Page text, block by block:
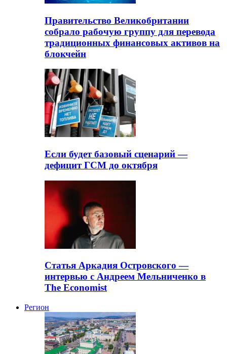
Правительство Великобритании
собрало рабочую группу для перевода
традиционных финансовых активов на
блокчейн
Если будет базовый сценарий —
дефицит ГСМ до октября
Статья Аркадия Островского —
интервью с Андреем Мельниченко в
The Economist
Регион